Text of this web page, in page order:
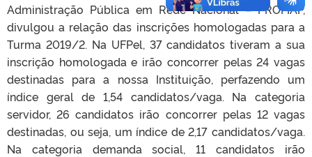
Administração Pública em Rede Nacional – PROFIAP,
divulgou a relação das inscrições homologadas para a
Turma 2019/2. Na UFPel, 37 candidatos tiveram a sua
inscrição homologada e irão concorrer pelas 24 vagas
destinadas para a nossa Instituição, perfazendo um
índice geral de 1,54 candidatos/vaga. Na categoria
servidor, 26 candidatos irão concorrer pelas 12 vagas
destinadas, ou seja, um índice de 2,17 candidatos/vaga.
Na categoria demanda social, 11 candidatos irão